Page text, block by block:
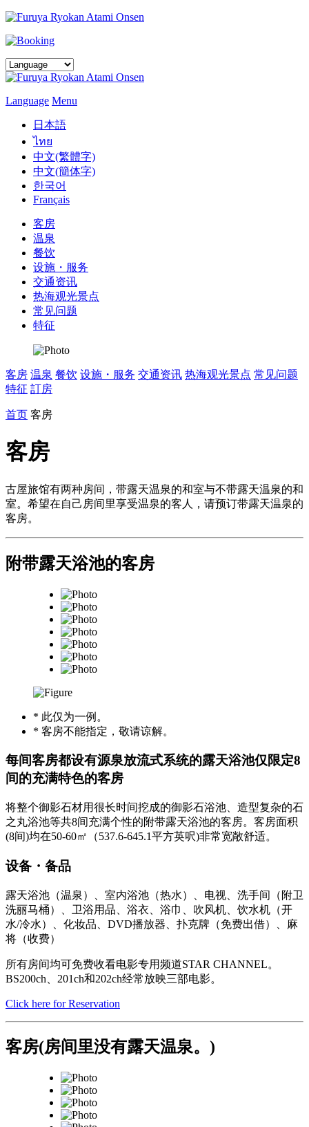
Language Menu
日本語
ไทย
中文(繁體字)
中文(簡体字)
한국어
Français
客房
温泉
餐饮
设施・服务
交通资讯
热海观光景点
常见问题
特征
客房 温泉 餐饮 设施・服务 交通资讯 热海观光景点 常见问题
特征 訂房
首页 客房
客房
古屋旅馆有两种房间，带露天温泉的和室与不带露天温泉的和
室。希望在自己房间里享受温泉的客人，请预订带露天温泉的
客房。
附带露天浴池的客房
* 此仅为一例。
* 客房不能指定，敬请谅解。
每间客房都设有源泉放流式系统的露天浴池仅限定8
间的充满特色的客房
将整个御影石材用很长时间挖成的御影石浴池、造型复杂的石
之丸浴池等共8间充满个性的附带露天浴池的客房。客房面积
(8间)均在50-60㎡（537.6-645.1平方英呎)非常宽敞舒适。
设备・备品
露天浴池（温泉）、室内浴池（热水）、电视、洗手间（附卫
洗丽马桶）、卫浴用品、浴衣、浴巾、吹风机、饮水机（开
水/冷水）、化妆品、DVD播放器、扑克牌（免费出借）、麻
将（收费）
所有房间均可免费收看电影专用频道STAR CHANNEL。
BS200ch、201ch和202ch经常放映三部电影。
Click here for Reservation
客房(房间里没有露天温泉。)